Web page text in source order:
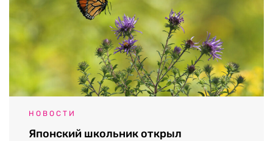
НОВОСТИ
Японский школьник открыл